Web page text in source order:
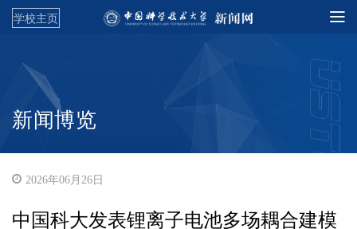
学校主页
新闻博览
2026年06月26日
中国科大发表锂离子电池多场耦合建模